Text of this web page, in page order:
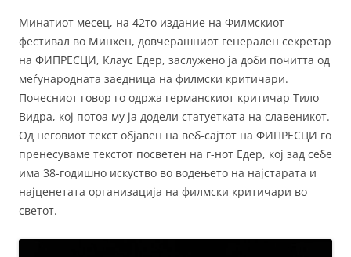
Минатиот месец, на 42то издание на Филмскиот
фестивал во Минхен, довчерашниот генерален секретар
на ФИПРЕСЦИ, Клаус Едер, заслужено ја доби почитта од
меѓународната заедница на филмски критичари.
Почесниот говор го одржа германскиот критичар Тило
Видра, кој потоа му ја додели статуетката на славеникот.
Од неговиот текст објавен на веб-сајтот на ФИПРЕСЦИ го
пренесуваме текстот посветен на г-нот Едер, кој зад себе
има 38-годишно искуство во водењето на најстарата и
најценетата организација на филмски критичари во
светот.